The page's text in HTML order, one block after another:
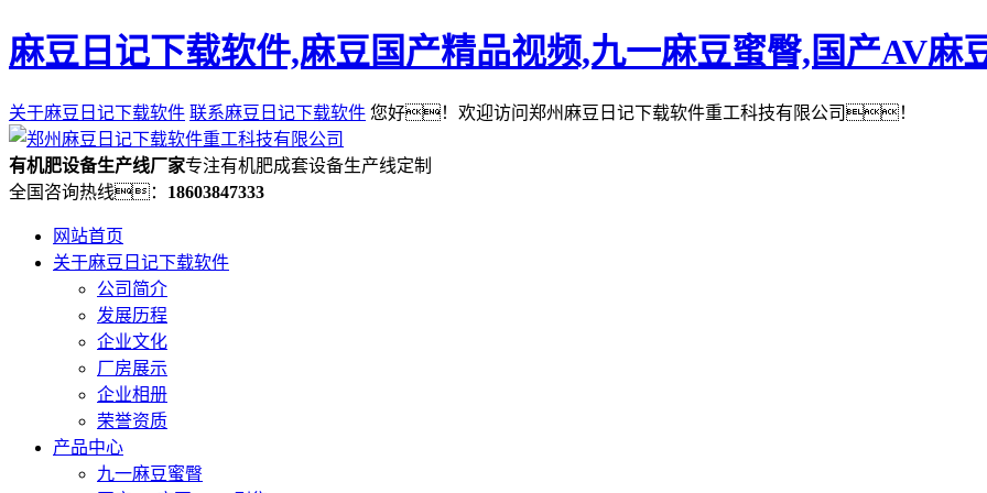
麻豆日记下载软件,麻豆国产精品视频,九一麻豆蜜臀,国产AV麻
关于麻豆日记下载软件 联系麻豆日记下载软件 您好！欢迎访问郑州麻豆日记下载软件重工科技有限公司！
有机肥设备生产线厂家专注有机肥成套设备生产线定制
全国咨询热线： 18603847333
网站首页
关于麻豆日记下载软件
公司简介
发展历程
企业文化
厂房展示
企业相册
荣誉资质
产品中心
九一麻豆蜜臀